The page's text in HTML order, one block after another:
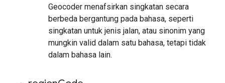
Geocoder menafsirkan singkatan secara
berbeda bergantung pada bahasa, seperti
singkatan untuk jenis jalan, atau sinonim yang
mungkin valid dalam satu bahasa, tetapi tidak
dalam bahasa lain.